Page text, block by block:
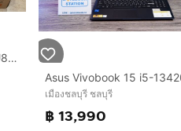
Lenovo IdeaPad Duet 5 12IRU8 รุ่น i7
เมืองชลบุรี ชลบุรี
฿ 13,990